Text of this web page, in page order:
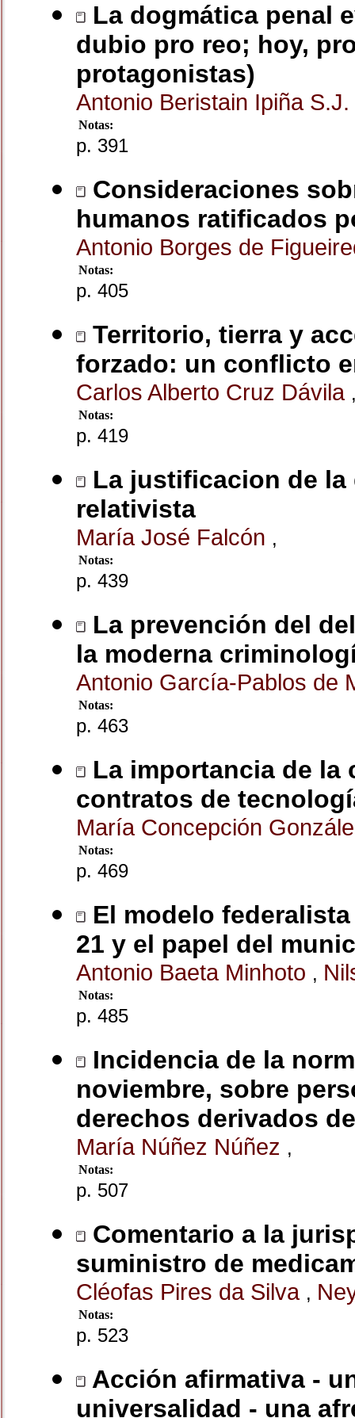
La dogmática penal
dubio pro reo; hoy,
protagonistas)
Antonio Beristain Ipiña S.J.
Notas:
p. 391
Consideraciones
humanos ratificados
Antonio Borges de
Notas:
p. 405
Territorio, tierra y
forzado: un conflicto
Carlos Alberto Cruz Dávila
Notas:
p. 419
La justificacion de
relativista
María José Falcón ,
Notas:
p. 439
La prevención del
la moderna
Antonio García-Pablos de
Notas:
p. 463
La importancia de
contratos de
María Concepción
Notas:
p. 469
El modelo
21 y el papel del
Antonio Baeta Minhoto ,
Notas:
p. 485
Incidencia de la
noviembre, sobre
derechos derivados
María Núñez Núñez ,
Notas:
p. 507
Comentario a la
suministro de
Cléofas Pires da Silva ,
Notas:
p. 523
Acción afirmativa -
universalidad - una